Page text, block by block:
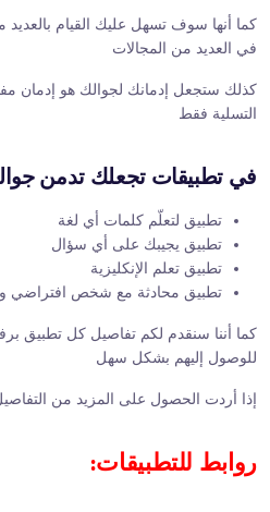
كما أنها سوف تسهل عليك القيام
في العديد من المجالات
كذلك ستجعل إدمانك لجوالك هو إدمان
التسلية فقط
في تطبيقات تجعلك تدمن
تطبيق لتعلّم كلمات أي لغة
تطبيق يجيبك على أي سؤال
تطبيق تعلم الإنكليزية
تطبيق محادثة مع شخص افتراضي
كما أننا سنقدم لكم تفاصيل كل تطبيق
للوصول إليهم بشكل سهل
إذا أردت الحصول على المزيد من
روابط للتطبيقات: